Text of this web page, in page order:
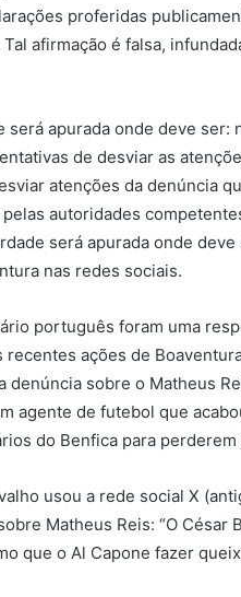
proferidas
afirmação é falsa,
será apurada onde deve ser:
de desviar as
atenções da denúncia
autoridades
será apurada onde
nas redes sociais.
português foram uma
ações de
denúncia sobre o Matheus
agente de futebol que
do Benfica para
usou a rede social X
Matheus Reis: “O César
que o Al Capone fazer